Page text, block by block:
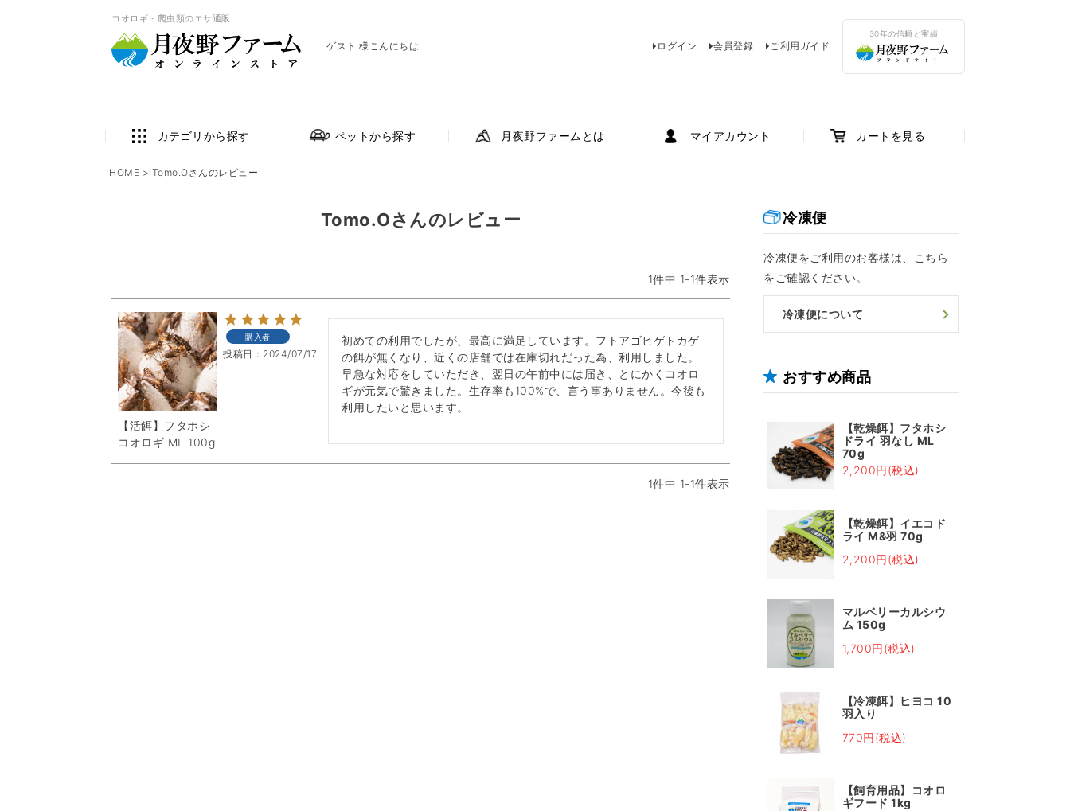
コオロギ・爬虫類のエサ通販
ゲスト 様こんにちは ログイン 会員登録 ご利用ガイド
30年の信頼と実績
カテゴリから探す ペットから探す 月夜野ファームとは マイアカウント カートを見る
HOME Tomo.Oさんのレビュー
冷凍便
冷凍便をご利用のお客様は、こちら
をご確認ください。
冷凍便について
おすすめ商品
【乾燥餌】フタホシ
ドライ 羽なし ML
70g
2,200円(税込)
【乾燥餌】イエコド
ライ M&羽 70g
2,200円(税込)
マルベリーカルシウ
ム 150g
1,700円(税込)
【冷凍餌】ヒヨコ 10
羽入り
770円(税込)
【飼育用品】コオロ
ギフード 1kg
Tomo.Oさんのレビュー
1件中 1-1件表示
【活餌】フタホシ
コオロギ ML 100g
購入者
投稿日 2024/07/17
初めての利用でしたが、最高に満足しています。フトアゴヒゲトカゲ
の餌が無くなり、近くの店舗では在庫切れだった為、利用しました。
早急な対応をしていただき、翌日の午前中には届き、とにかくコオロ
ギが元気で驚きました。生存率も100%で、言う事ありません。今後も
利用したいと思います。
1件中 1-1件表示